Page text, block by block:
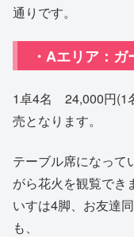
通りです。
・Aエリア：
1卓4名 24,000円(1
売となります。
テーブル席になって
がら花火を観覧でき
いすは4脚、お友達
も、